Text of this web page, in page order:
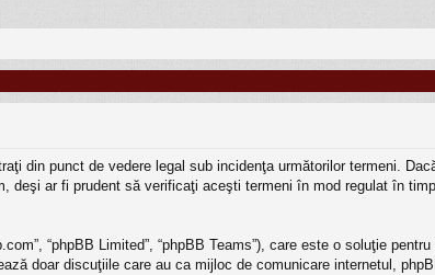
din punct de vedere legal sub incidenţa următorilor termeni.
ar fi prudent să verificaţi aceşti termeni în mod regulat în
“phpBB Limited”, “phpBB Teams”), care este o soluţie
doar discuţiile care au ca mijloc de comunicare internetul,